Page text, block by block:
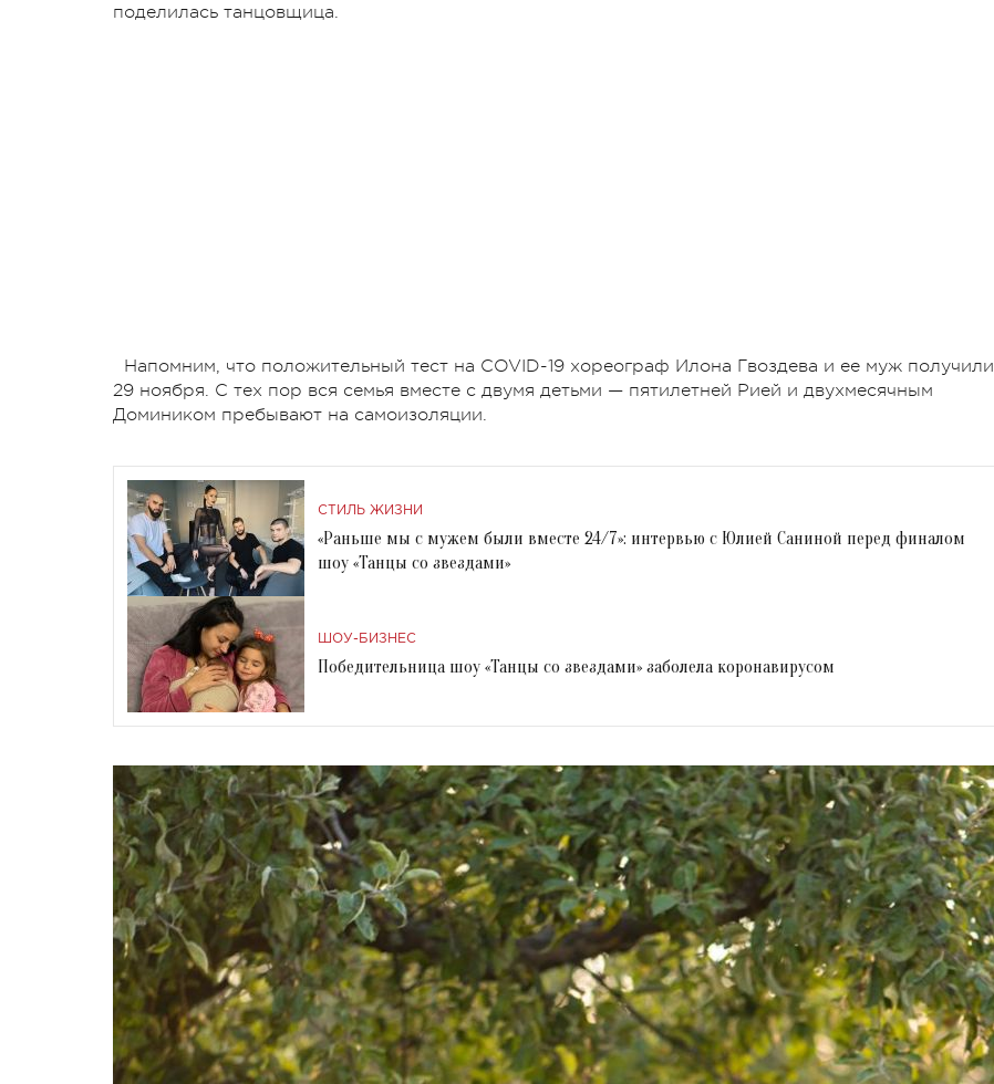
поделилась танцовщица.
Напомним, что положительный тест на COVID-19 хореограф Илона Гвоздева и ее муж получили
29 ноября. С тех пор вся семья вместе с двумя детьми — пятилетней Рией и двухмесячным
Домиником пребывают на самоизоляции.
СТИЛЬ ЖИЗНИ
«Раньше мы с мужем были вместе 24/7»: интервью с Юлией Саниной перед финалом
шоу «Танцы со звездами»
ШОУ-БИЗНЕС
Победительница шоу «Танцы со звездами» заболела коронавирусом